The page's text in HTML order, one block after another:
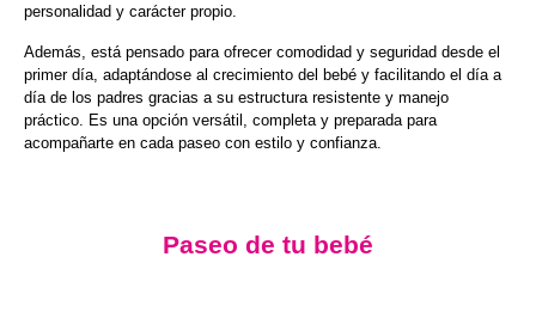
personalidad y carácter propio.
Además, está pensado para ofrecer comodidad y seguridad desde el
primer día, adaptándose al crecimiento del bebé y facilitando el día a
día de los padres gracias a su estructura resistente y manejo
práctico. Es una opción versátil, completa y preparada para
acompañarte en cada paseo con estilo y confianza.
Paseo de tu bebé